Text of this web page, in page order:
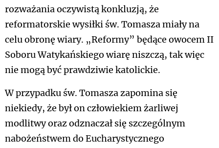
rozważania oczywistą konkluzją, że
reformatorskie wysiłki św. Tomasza miały na
celu obronę wiary. „Reformy” będące owocem II
Soboru Watykańskiego wiarę niszczą, tak więc
nie mogą być prawdziwie katolickie.
W przypadku św. Tomasza zapomina się
niekiedy, że był on człowiekiem żarliwej
modlitwy oraz odznaczał się szczególnym
nabożeństwem do Eucharystycznego